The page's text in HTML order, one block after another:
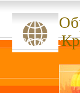
ссссссс